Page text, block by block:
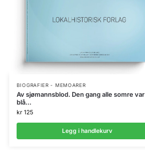
BIOGRAFIER - MEMOARER
Av sjømannsblod. Den gang alle somre var
blå…
kr125
Legg i handlekurv